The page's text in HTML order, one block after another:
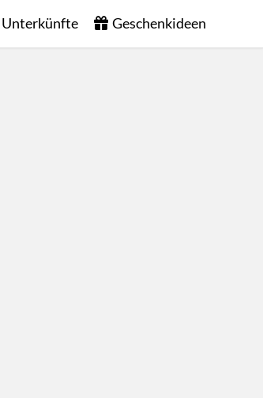
Unterkünfte Geschenkideen